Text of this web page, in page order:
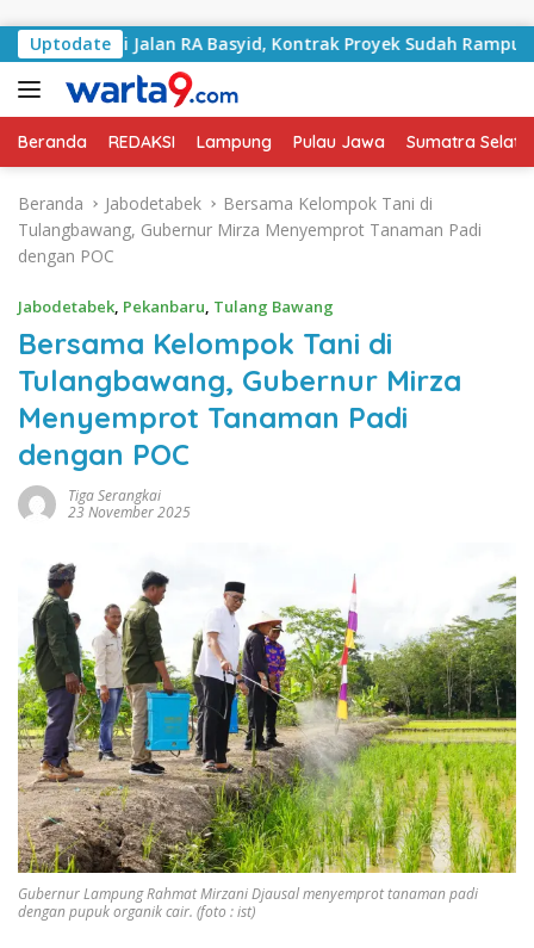
Uptodate
Jalan RA Basyid, Kontrak Proyek Sudah Rampung
Beranda REDAKSI Lampung Pulau Jawa Sumatra
Beranda Jabodetabek
Bersama Kelompok Tani di
Tulangbawang, Gubernur Mirza Menyemprot Tanaman Padi
dengan POC
Jabodetabek, Pekanbaru, Tulang Bawang
Bersama Kelompok Tani di
Tulangbawang, Gubernur Mirza
Menyemprot Tanaman Padi
dengan POC
Tiga Serangkai
23 November 2025
Gubernur Lampung Rahmat Mirzani Djausal menyemprot tanaman padi
dengan pupuk organik cair. (foto : ist)